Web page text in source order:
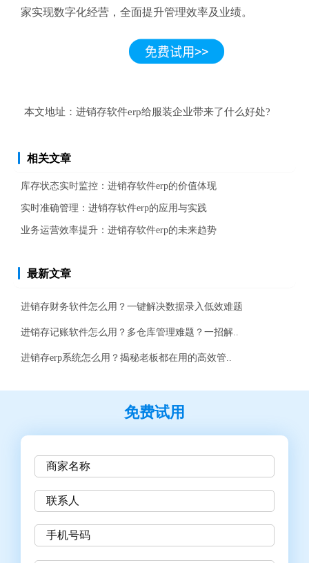
家实现数字化经营，全面提升管理效率及业绩。
本文地址： 进销存软件erp给服装企业带来了什么好处?
相关文章
库存状态实时监控：进销存软件erp的价值体现
实时准确管理：进销存软件erp的应用与实践
业务运营效率提升：进销存软件erp的未来趋势
最新文章
进销存财务软件怎么用？一键解决数据录入低效难题
进销存记账软件怎么用？多仓库管理难题？一招解..
进销存erp系统怎么用？揭秘老板都在用的高效管..
免费试用